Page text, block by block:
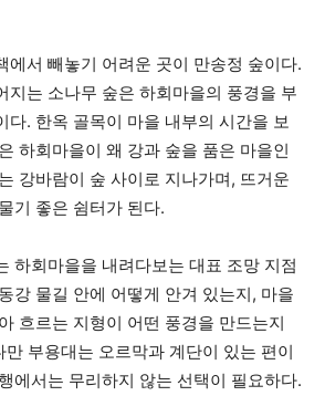
에서 빼놓기 어려운 곳이 만송정 숲이다.
지는 소나무 숲은 하회마을의 풍경을 부
다. 한옥 골목이 마을 내부의 시간을 보
하회마을이 왜 강과 숲을 품은 마을인
강바람이 숲 사이로 지나가며, 뜨거운
기 좋은 쉼터가 된다.
하회마을을 내려다보는 대표 조망 지점
강 물길 안에 어떻게 안겨 있는지, 마을
흐르는 지형이 어떤 풍경을 만드는지
부용대는 오르막과 계단이 있는 편이
에서는 무리하지 않는 선택이 필요하다.